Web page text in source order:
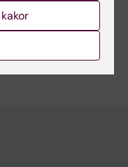
(inkl.
biokemi